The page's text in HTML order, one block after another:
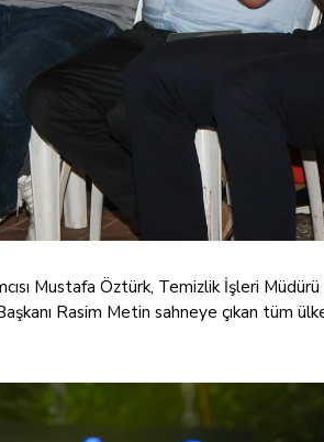
Mustafa Öztürk, Temizlik İşleri
Rasim Metin sahneye çıkan tüm